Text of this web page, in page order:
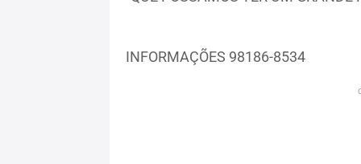
INFORMAÇÕES 98186-8534